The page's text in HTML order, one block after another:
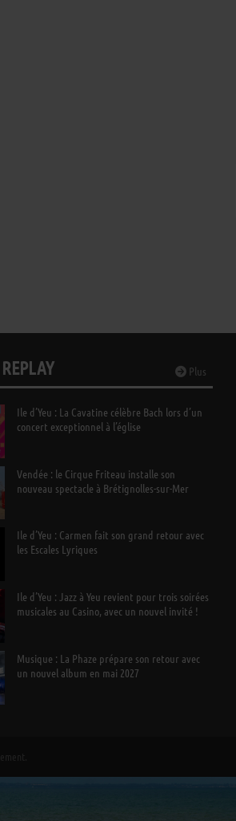
Plus
Ile d’Yeu : La Cavatine célèbre Bach lors d’un
concert exceptionnel à l’église
Vendée : le Cirque Friteau installe son
nouveau spectacle à Brétignolles-sur-Mer
Ile d’Yeu : Carmen fait son grand retour avec
les Escales Lyriques
Ile d’Yeu : Jazz à Yeu revient pour trois soirées
musicales au Casino, avec un nouvel invité !
Musique : La Phaze prépare son retour avec
un nouvel album en mai 2027